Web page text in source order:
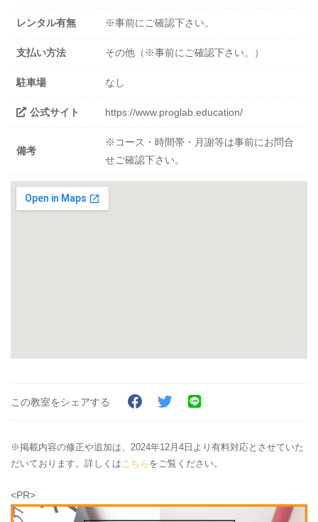
レンタル有無 ※事前にご確認下さい。
支払い方法 その他（※事前にご確認下さい。）
駐車場 なし
公式サイト https://www.proglab.education/
備考
※コース・時間帯・月謝等は事前にお問合
せご確認下さい。
この教室をシェアする
※掲載内容の修正や追加は、2024年12月4日より有料対応とさせていた
だいております。詳しくはこちら をご覧ください。
<PR>